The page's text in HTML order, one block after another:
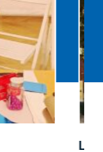
à la Mairie